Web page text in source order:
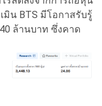
น BTS มีโอกาสรับรู้
ล้านบาท ซึ่งคาด